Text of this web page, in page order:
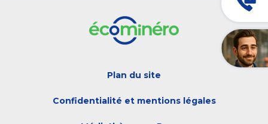
Votre fonction *
Plan du site
Confidentialité et mentions légales